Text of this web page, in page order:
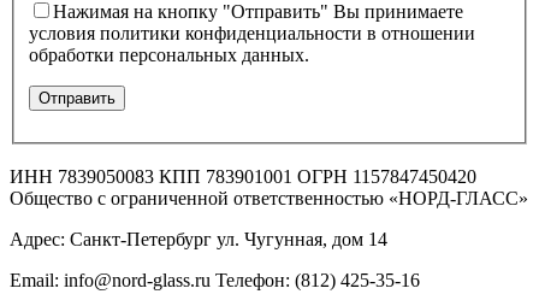
Нажимая на кнопку "Отправить" Вы принимаете
условия политики конфиденциальности в отношении
обработки персональных данных.
ИНН 7839050083 КПП 783901001 ОГРН 1157847450420
Общество с ограниченной ответственностью «НОРД-ГЛАСС»
Адрес: Санкт-Петербург ул. Чугунная, дом 14
Email: info@nord-glass.ru Телефон: (812) 425-35-16